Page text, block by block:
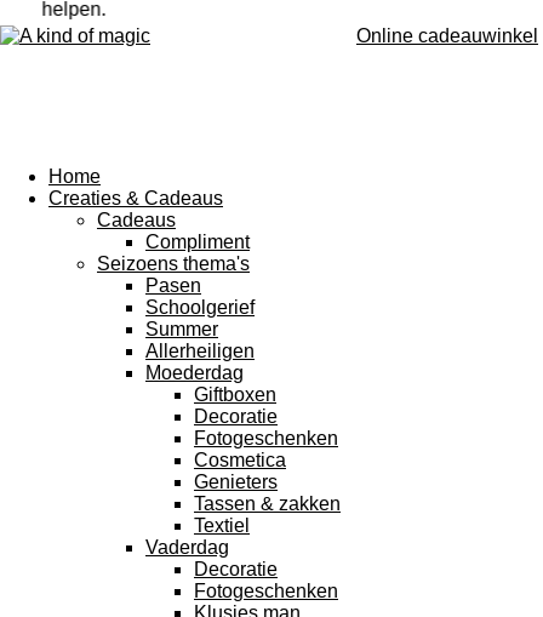
helpen.
Online cadeauwinkel
Home
Creaties & Cadeaus
Cadeaus
Compliment
Seizoens thema's
Pasen
Schoolgerief
Summer
Allerheiligen
Moederdag
Giftboxen
Decoratie
Fotogeschenken
Cosmetica
Genieters
Tassen & zakken
Textiel
Vaderdag
Decoratie
Fotogeschenken
Klusjes man